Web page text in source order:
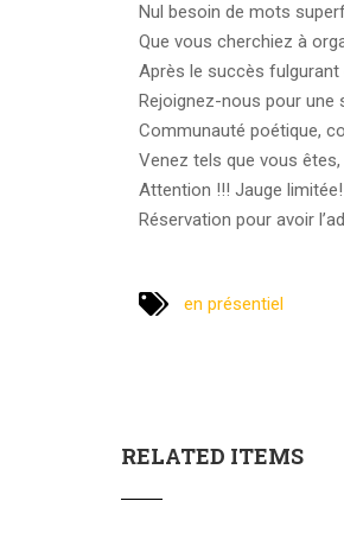
Nul besoin de mots
Que vous cherchiez à
Après le succès fulgurant
Rejoignez-nous pour une
Communauté poétique,
Venez tels que vous
Attention !!! Jauge limitée!
Réservation pour avoir
en présentiel
RELATED ITEMS